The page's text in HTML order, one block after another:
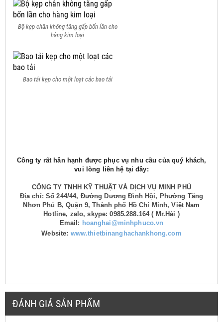
Bộ kẹp chân không tăng gấp bốn lần cho
hàng kim loại
Bao tải kẹp cho một loạt các bao tải
Công ty rất hân hạnh được phục vụ nhu cầu của quý khách,
vui lòng liên hệ tại đây:
CÔNG TY TNHH KỸ THUẬT VÀ DỊCH VỤ MINH PHÚ
Địa chỉ: Số 244/44, Đường Dương Đình Hội, Phường Tăng
Nhơn Phú B, Quận 9, Thành phố Hồ Chí Minh, Việt Nam
Hotline, zalo, skype: 0985.288.164 ( Mr.Hải )
Email: hoanghai@minhphuco.vn
Website: www.thietbinanghachankhong.com
ĐÁNH GIÁ SẢN PHẨM